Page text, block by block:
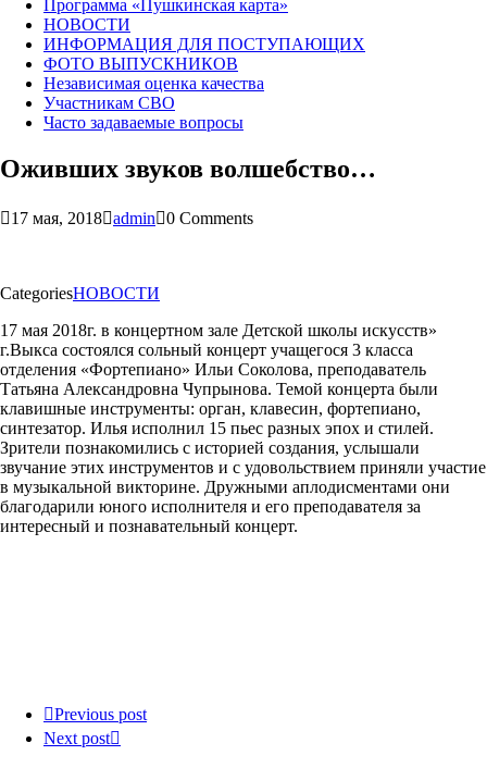
Программа «Пушкинская карта»
НОВОСТИ
ИНФОРМАЦИЯ ДЛЯ ПОСТУПАЮЩИХ
ФОТО ВЫПУСКНИКОВ
Независимая оценка качества
Участникам СВО
Часто задаваемые вопросы
Оживших звуков волшебство…
17 мая, 2018 admin 0 Comments
CategoriesНОВОСТИ
17 мая 2018г. в концертном зале Детской школы искусств»
г.Выкса состоялся сольный концерт учащегося 3 класса
отделения «Фортепиано» Ильи Соколова, преподаватель
Татьяна Александровна Чупрынова. Темой концерта были
клавишные инструменты: орган, клавесин, фортепиано,
синтезатор. Илья исполнил 15 пьес разных эпох и стилей.
Зрители познакомились с историей создания, услышали
звучание этих инструментов и с удовольствием приняли участие
в музыкальной викторине. Дружными аплодисментами они
благодарили юного исполнителя и его преподавателя за
интересный и познавательный концерт.
Previous post
Next post